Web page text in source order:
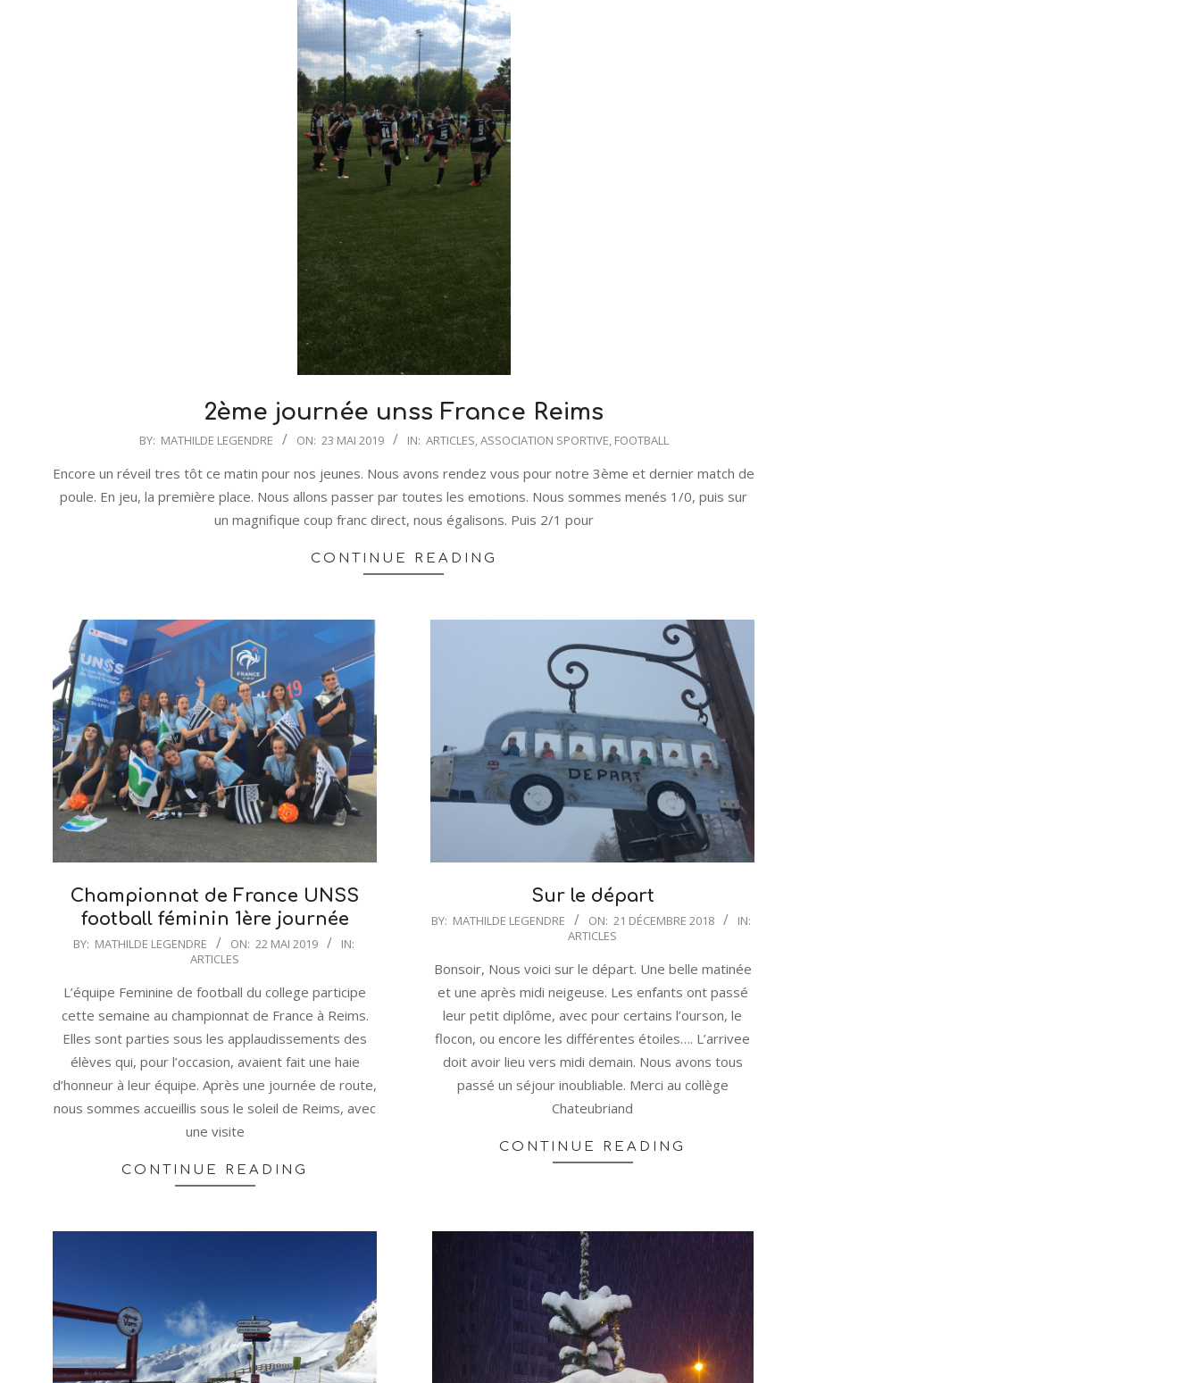
2ème journée unss France Reims
23
BY: MATHILDE LEGENDRE ON: 23 MAI 2019 IN: ARTICLES,ASSOCIATION SPORTIVE, FOOTBALL
Encore un réveil tres tôt ce matin pour nos jeunes. Nous avons rendez vous pour notre 3ème et dernier match de
poule. En jeu, la première place. Nous allons passer par toutes les emotions. Nous sommes menés 1/0, puis sur
un magnifique coup franc direct, nous égalisons. Puis 2/1 pour
CONTINUE READING
Championnat de France UNSS
football féminin 1ère journée
2019-
22
BY: MATHILDE LEGENDRE ON: 22 MAI 2019
IN:
ARTICLES
L’équipe Feminine de football du college participe
cette semaine au championnat de France à Reims.
Elles sont parties sous les applaudissements des
élèves qui, pour l’occasion, avaient fait une haie
d’honneur à leur équipe. Après une journée de route,
nous sommes accueillis sous le soleil de Reims, avec
une visite
CONTINUE READING
Sur le départ
2018-
21
BY: MATHILDE LEGENDRE ON: 21 DÉCEMBRE 2018
IN:
ARTICLES
Bonsoir, Nous voici sur le départ. Une belle matinée
et une après midi neigeuse. Les enfants ont passé
leur petit diplôme, avec pour certains l’ourson, le
flocon, ou encore les différentes étoiles…. L’arrivee
doit avoir lieu vers midi demain. Nous avons tous
passé un séjour inoubliable. Merci au collège
Chateubriand
CONTINUE READING